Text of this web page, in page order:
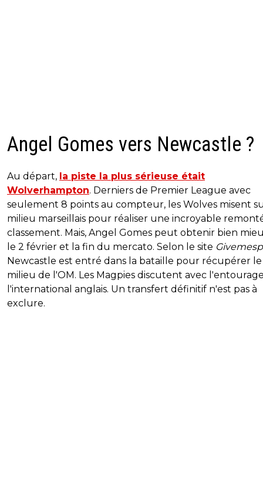
Angel Gomes vers Newcastle ?
Au départ, la piste la plus sérieuse était
Wolverhampton. Derniers de Premier League avec
seulement 8 points au compteur, les Wolves misent
milieu marseillais pour réaliser une incroyable
classement. Mais, Angel Gomes peut obtenir bien
le 2 février et la fin du mercato. Selon le site
Newcastle est entré dans la bataille pour récupérer le
milieu de l'OM. Les Magpies discutent avec
l'international anglais. Un transfert définitif n'est pas à
exclure.